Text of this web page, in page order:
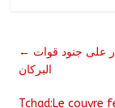
←
البركان
Tchad:Le couvre